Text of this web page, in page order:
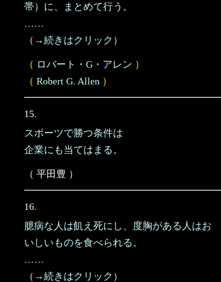
帯）に、まとめて行う。
……
（→続きはクリック）
（ ロバート・G・アレン ）
（ Robert G. Allen ）
15.
スポーツで勝つ条件は
企業にも当てはまる。
（ 平田豊 ）
16.
臆病な人は飢え死にし、度胸がある人はお
いしいものを食べられる。
……
（→続きはクリック）